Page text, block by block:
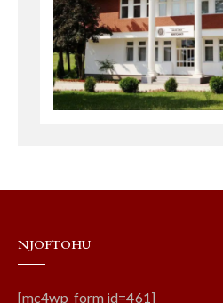
NJOFTOHU
[mc4wp_form id=461]